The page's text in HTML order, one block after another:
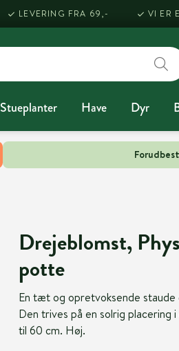
LEVERING FRA 69,- VI ER
Stueplanter Have Dyr
Drejeblomst,
potte
En tæt og opretvoksende
Den trives på en solrig
til 60 cm. Høj.